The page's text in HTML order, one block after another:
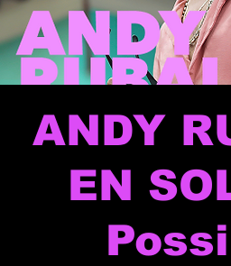
ANDY
EN